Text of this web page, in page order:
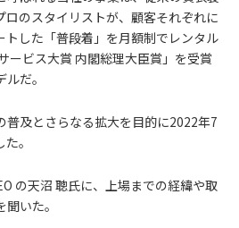
ロのスタイリストが、顧客それぞれに
トした「普段着」を月額制でレンタル
ービス大賞 内閣総理大臣賞」を受賞
だ。
普及とさらなる拡大を目的に2022年7
。
の天沼 聰氏に、上場までの経緯や取
いた。